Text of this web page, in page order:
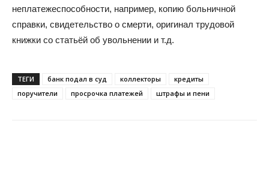
неплатежеспособности, например, копию больничной
справки, свидетельство о смерти, оригинал трудовой
книжки со статьёй об увольнении и т.д.
ТЕГИ банк подал в суд коллекторы
кредиты
поручители
просрочка платежей штрафы и пени